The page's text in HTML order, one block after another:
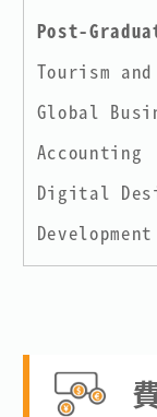
Post-
Tourism
Global
Accounting
Digital